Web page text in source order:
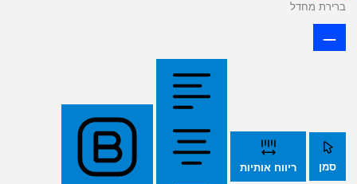
ברירת מחדל
סמן ריווח אותיות